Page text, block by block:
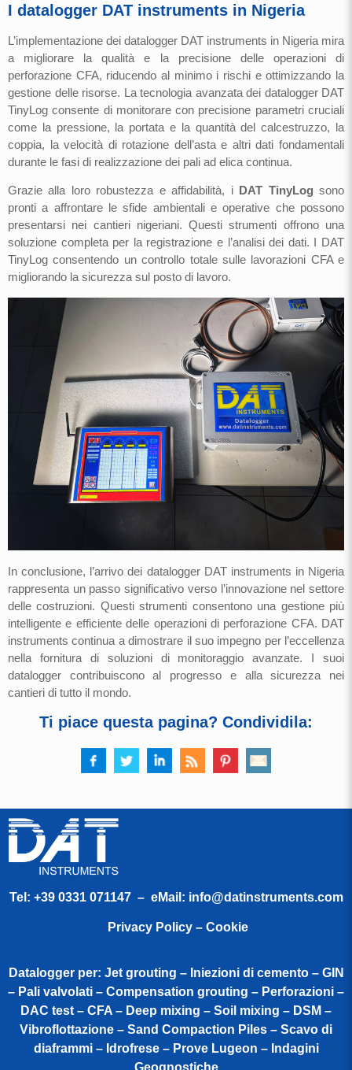
I datalogger DAT instruments in Nigeria
L’implementazione dei datalogger DAT instruments in Nigeria mira
a migliorare la qualità e la precisione delle operazioni di
perforazione CFA, riducendo al minimo i rischi e ottimizzando la
gestione delle risorse. La tecnologia avanzata dei datalogger DAT
TinyLog consente di monitorare con precisione parametri cruciali
come la pressione, la portata e la quantità del calcestruzzo, la
coppia, la velocità di rotazione dell’asta e altri dati fondamentali
durante le fasi di realizzazione dei pali ad elica continua.
Grazie alla loro robustezza e affidabilità, i DAT TinyLog sono
pronti a affrontare le sfide ambientali e operative che possono
presentarsi nei cantieri nigeriani. Questi strumenti offrono una
soluzione completa per la registrazione e l’analisi dei dati. I DAT
TinyLog consentendo un controllo totale sulle lavorazioni CFA e
migliorando la sicurezza sul posto di lavoro.
In conclusione, l’arrivo dei datalogger DAT instruments in Nigeria
rappresenta un passo significativo verso l’innovazione nel settore
delle costruzioni. Questi strumenti consentono una gestione più
intelligente e efficiente delle operazioni di perforazione CFA. DAT
instruments continua a dimostrare il suo impegno per l’eccellenza
nella fornitura di soluzioni di monitoraggio avanzate. I suoi
datalogger contribuiscono al progresso e alla sicurezza nei
cantieri di tutto il mondo.
Ti piace questa pagina? Condividila:
Tel: +39 0331 071147– eMail: info@datinstruments.com
Privacy Policy – Cookie
Datalogger per: Jet grouting – Iniezioni di cemento – GIN
– Pali valvolati – Compensation grouting – Perforazioni –
DAC test – CFA – Deep mixing – Soil mixing – DSM –
Vibroflottazione – Sand Compaction Piles – Scavo di
diaframmi – Idrofrese – Prove Lugeon – Indagini